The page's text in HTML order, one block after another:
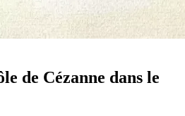
de Cézanne dans le